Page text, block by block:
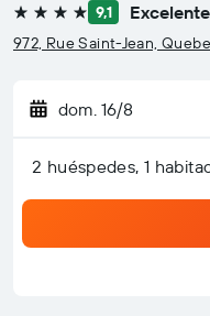
4 estrellas 9,1 Excelente
972, Rue Saint-Jean,
dom. 16/8
2 huéspedes, 1